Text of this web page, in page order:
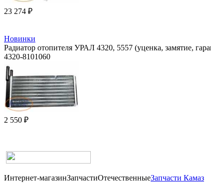
23 274 ₽
Новинки
Радиатор отопителя УРАЛ 4320, 5557 (уценка, замятие,
4320-8101060
2 550 ₽
Интернет-магазинЗапчастиОтечественныеЗапчасти Камаз